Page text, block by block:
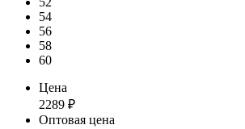
54
56
58
60
Цена
2289 ₽
Оптовая цена